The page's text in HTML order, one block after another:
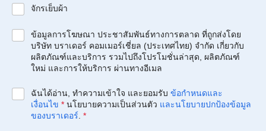
จักรเย็บผ้า
ข้อมูลการโฆษณา ประชาสัมพันธ์ทางการตลาด ที่ถูกส่งโดย
บริษัท บราเดอร์ คอมเมอร์เชี่ยล (ประเทศไทย) จำกัด เกี่ยวกับ
ผลิตภัณฑ์และบริการ รวมไปถึงโปรโมชั่นล่าสุด, ผลิตภัณฑ์
ใหม่ และการให้บริการ ผ่านทางอีเมล
ฉันได้อ่าน, ทำความเข้าใจ และยอมรับ ข้อกำหนดและ
เงื่อนไข * นโยบายความเป็นส่วนตัว และนโยบายปกป้องข้อมูล
ของบราเดอร์ *